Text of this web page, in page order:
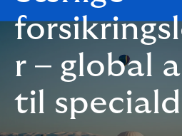
r – global
til